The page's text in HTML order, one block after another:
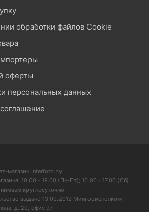
обработки файлов Cookie
оферты
персональных данных
магазин Interfoto.by
10.00 - 19.00 (Пн-Пт); 10.00 - 17.00 (Сб)
круглосуточно.
выдано 13.09.2012 Мингорисполком
д. 20, офис 97